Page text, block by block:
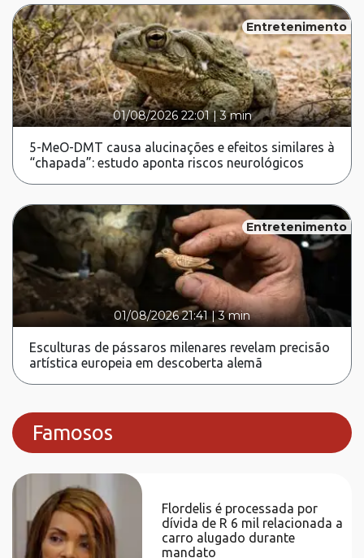
Entretenimento
01/08/2026 22:01|3 min
5-MeO-DMT causa alucinações e efeitos similares à
“chapada”: estudo aponta riscos neurológicos
Entretenimento
01/08/2026 21:41 |3 min
Esculturas de pássaros milenares revelam precisão
artística europeia em descoberta alemã
Famosos
Flordelis é processada por
dívida de R 6 mil relacionada a
carro alugado durante
mandato